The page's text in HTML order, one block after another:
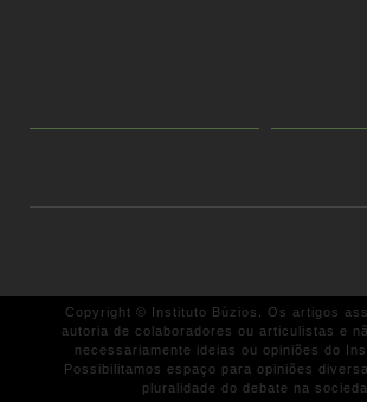
Copyright © Instituto Búzios. Os artigos
autoria de colaboradores ou articulistas e
necessariamente ideias ou opiniões do
Possibilitamos espaço para opiniões
pluralidade do debate na